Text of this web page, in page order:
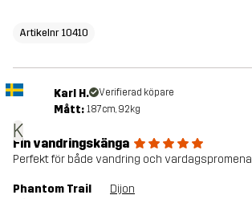
Artikelnr 10410
K
Karl H. Verifierad köpare
Mått: 187cm, 92kg
Fin vandringskänga
Perfekt för både vandring och
Phantom Trail
Dijon